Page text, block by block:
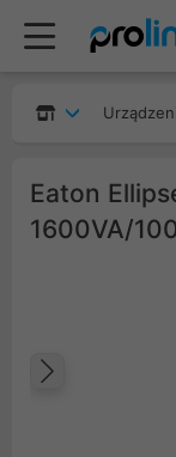
Eaton
1600VA/